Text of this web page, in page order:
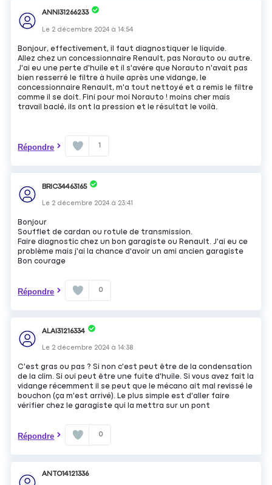
ANNI31266233
Le 2 décembre 2024 à14:54
Bonjour, effectivement, il faut diagnostiquer le liquide.
Allez chez un concessionnaire Renault, pas Norauto ou autre.
J'ai eu une perte d'huile et il s'avére que Norauto n'avait pas
bien resserré le filtre à huile après une vidange, le
concessionnaire Renault, m'a tout nettoyé et a remis le filtre
comme il se doit. Fini pour moi Norauto ! moins cher mais
travail baclé, ils ont la pression et le résultat le voilà.
Répondre 1
BRIC34463165
Le 2 décembre 2024 à 23:41
Bonjour
Soufflet de cardan ou rotule de transmission.
Faire diagnostic chez un bon garagiste ou Renault. J'ai eu ce
problème mais j'ai la chance d'avoir un ami ancien garagiste
Bon courage
Répondre 0
ALAI31216334
Le 2 décembre 2024 à14:38
C'est gras ou pas ? Si non c'est peut être de la condensation
de la clim. Si oui peut être une fuite d'huile. Si vous avez fait la
vidange récemment il se peut que le mécano ait mal revissé le
bouchon (ça m'est arrivé). Le plus simple est d'aller faire
vérifier chez le garagiste qui la mettra sur un pont
Répondre 0
ANTO14121336